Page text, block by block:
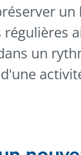
un
un